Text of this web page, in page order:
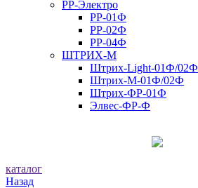
РР-Электро
РР-01Ф
РР-02Ф
РР-04Ф
ШТРИХ-М
Штрих-Light-01Ф/02Ф
Штрих-М-01Ф/02Ф
Штрих-ФР-01Ф
Элвес-ФР-Ф
каталог
Назад